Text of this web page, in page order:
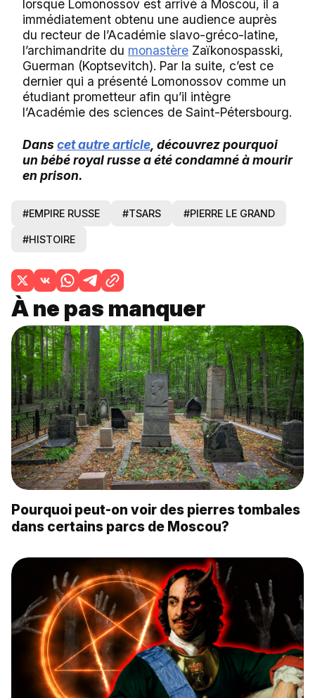
lorsque Lomonossov est arrivé à Moscou, il a
immédiatement obtenu une audience auprès
du recteur de l’Académie slavo-gréco-latine,
l’archimandrite du monastère Zaïkonospasski,
Guerman (Koptsevitch). Par la suite, c’est ce
dernier qui a présenté Lomonossov comme un
étudiant prometteur afin qu’il intègre
l’Académie des sciences de Saint-Pétersbourg.
Danscet autre article , découvrez pourquoi
un bébé royal russe a été condamné à mourir
en prison.
#EMPIRE RUSSE #TSARS #PIERRE LE GRAND
#HISTOIRE
À ne pas manquer
Pourquoi peut-on voir des pierres tombales
dans certains parcs de Moscou?